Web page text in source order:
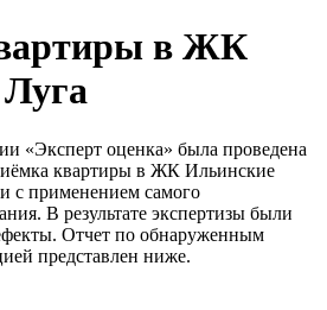
в ЖК
«Эксперт оценка» была проведена
квартиры в ЖК Ильинские
с применением самого
В результате экспертизы были
Отчет по обнаруженным
представлен ниже.